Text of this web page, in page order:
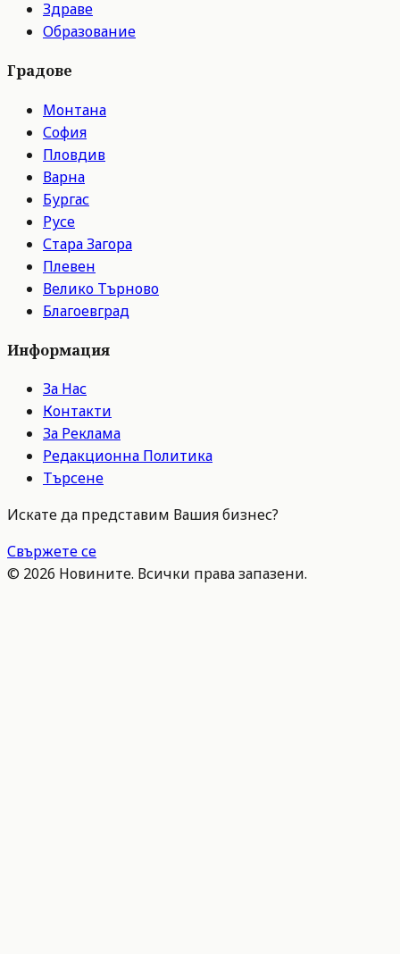
Здраве
Образование
Градове
Монтана
София
Пловдив
Варна
Бургас
Русе
Стара Загора
Плевен
Велико Търново
Благоевград
Информация
За Нас
Контакти
За Реклама
Редакционна Политика
Търсене
Искате да представим Вашия бизнес?
Свържете се
© 2026 Новините. Всички права запазени.